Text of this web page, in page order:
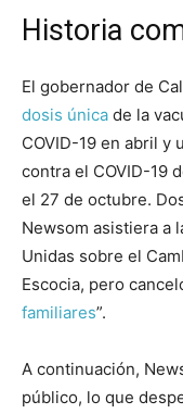
Historia
El gobernador de
dosis única de la
COVID-19 en abril y
contra el COVID-19
el 27 de octubre.
Newsom asistiera a
Unidas sobre el
Escocia, pero
familiares”.
A continuación,
público, lo que